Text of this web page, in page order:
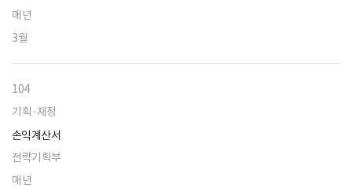
매년
3월
104
기획·재정
손익계산서
전략기획부
매년